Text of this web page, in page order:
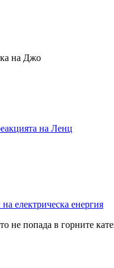
на Джо
на Ленц
електрическа енергия
не попада в горните